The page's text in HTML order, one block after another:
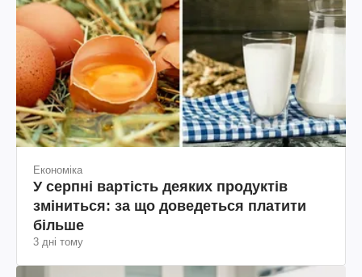
Економіка
У серпні вартість деяких продуктів
зміниться: за що доведеться платити
більше
3 дні тому